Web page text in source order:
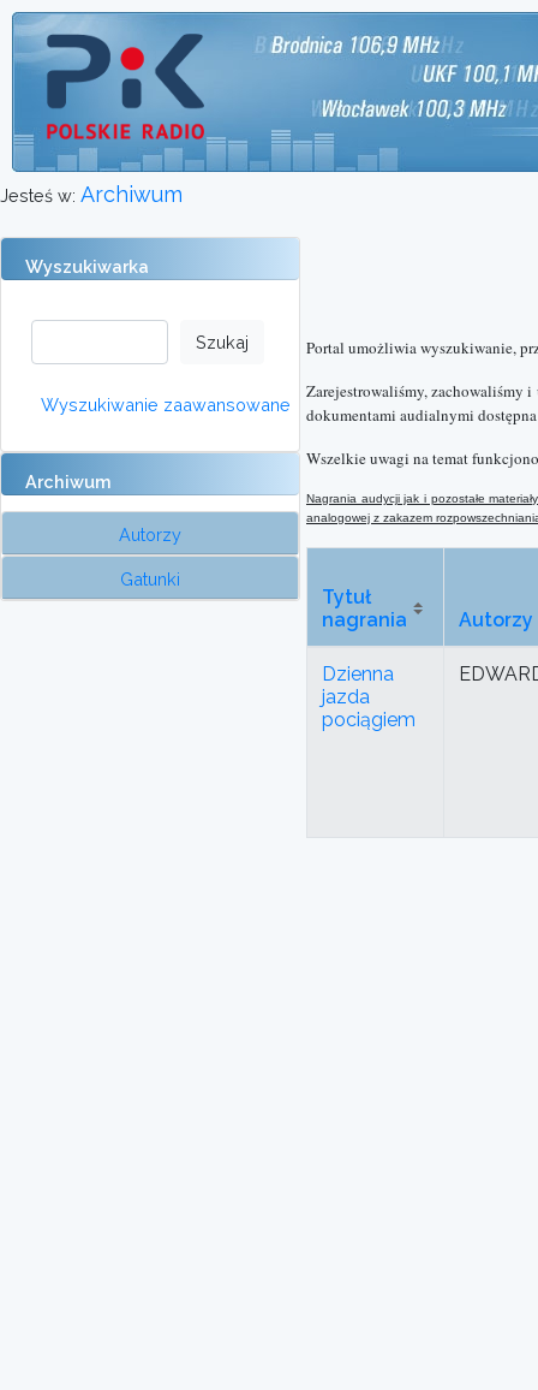
Jesteś w: Archiwum
Wyszukiwarka
Wyszukiwanie zaawansowane
Archiwum
Autorzy
Gatunki
Portal umożliwia wyszukiwanie,
Zarejestrowaliśmy, zachowaliśmy
dokumentami audialnymi
Wszelkie uwagi na temat
Nagrania audycji jak i pozostałe
analogowej z zakazem
Tytuł
nagrania
Autorzy
Dzienna
jazda
pociągiem